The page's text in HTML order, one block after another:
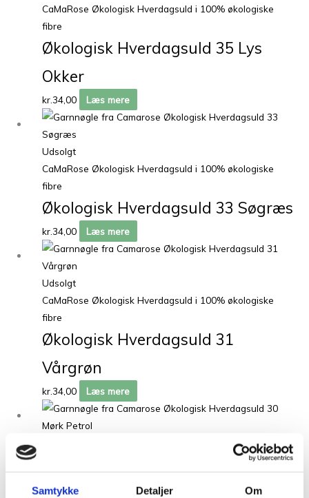
Samtykke Detaljer Om
CaMaRose Økologisk Hverdagsuld i 100% økologiske
fibre
Økologisk Hverdagsuld 35 Lys
Okker
kr.34,00 Læs mere
Udsolgt
CaMaRose Økologisk Hverdagsuld i 100% økologiske
fibre
Økologisk Hverdagsuld 33 Søgræs
kr.34,00 Læs mere
Udsolgt
CaMaRose Økologisk Hverdagsuld i 100% økologiske
fibre
Økologisk Hverdagsuld 31
Vårgrøn
kr.34,00 Læs mere
CaMaRose Økologisk Hverdagsuld i 100% økologiske